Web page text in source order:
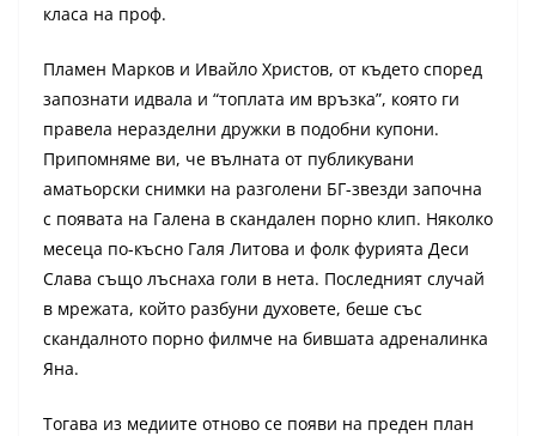
класа на проф.
Пламен Марков и Ивайло Христов, от където според
запознати идвала и “топлата им връзка”, която ги
правела неразделни дружки в подобни купони.
Припомняме ви, че вълната от публикувани
аматьорски снимки на разголени БГ-звезди започна
с появата на Галена в скандален порно клип. Няколко
месеца по-късно Галя Литова и фолк фурията Деси
Слава също лъснаха голи в нета. Последният случай
в мрежата, който разбуни духовете, беше със
скандалното порно филмче на бившата адреналинка
Яна.
Тогава из медиите отново се появи на преден план